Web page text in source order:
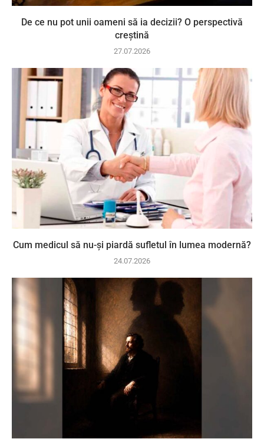
De ce nu pot unii oameni să ia decizii? O perspectivă
creștină
27.07.2026
Cum medicul să nu-și piardă sufletul în lumea modernă?
24.07.2026